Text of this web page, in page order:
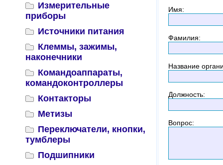
Измерительные
приборы
Источники питания
Клеммы, зажимы,
наконечники
Командоаппараты,
командоконтроллеры
Контакторы
Метизы
Переключатели, кнопки,
тумблеры
Подшипники
Имя:
Фамилия:
Название
Должность:
Вопрос: